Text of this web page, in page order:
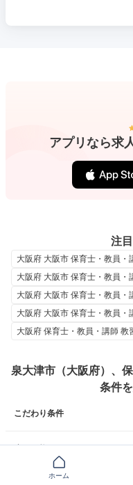
アプリなら求
注
大阪府 大阪市 保育士・教員・
大阪府 大阪市 保育士・教員・
大阪府 大阪市 保育士・教員・
大阪府 大阪市 保育士・教員・
大阪府 保育士・教員・講師 教
泉大津市（大阪府）、
条件
こだわり条件
ホーム